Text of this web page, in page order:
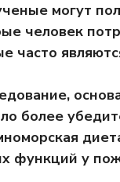
могут
человек
часто
более
функций у